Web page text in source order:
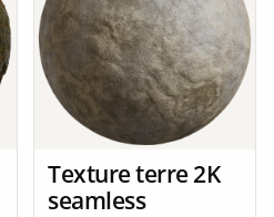
Texture terre 2K
seamless